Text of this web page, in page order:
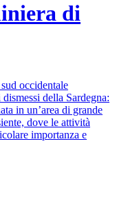
di
occidentale
della Sardegna:
in un’area di grande
dove le attività
importanza e